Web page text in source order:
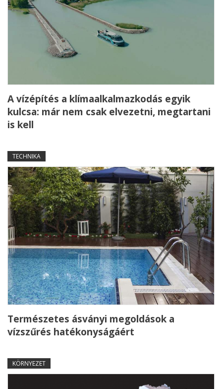
A vízépítés a klímaalkalmazkodás egyik
kulcsa: már nem csak elvezetni, megtartani
is kell
TECHNIKA
Természetes ásványi megoldások a
vízszűrés hatékonyságáért
KÖRNYEZET